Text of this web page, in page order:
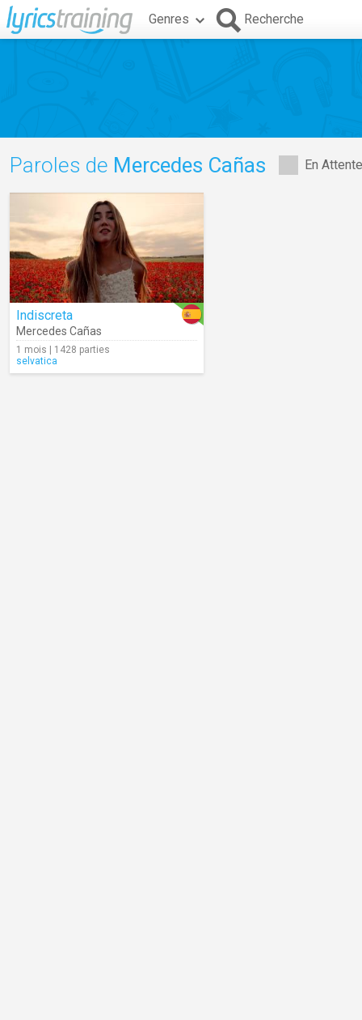
Genres Recherche
En
Paroles de Mercedes Cañas
Indiscreta
Mercedes Cañas
1 mois | 1428 parties
selvatica